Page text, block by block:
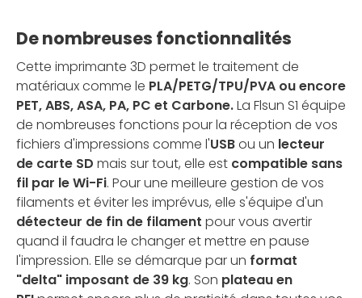
De nombreuses fonctionnalités
Cette imprimante 3D permet le traitement de
matériaux comme le PLA/PETG/TPU/PVA ou encore
PET, ABS, ASA, PA, PC et Carbone.La Flsun S1 équipe
de nombreuses fonctions pour la réception de vos
fichiers d'impressions comme l'USBou un lecteur
de carte SD mais sur tout, elle est compatible sans
fil par le Wi-Fi. Pour une meilleure gestion de vos
filaments et éviter les imprévus, elle s'équipe d'un
détecteur de fin de filament pour vous avertir
quand il faudra le changer et mettre en pause
l'impression. Elle se démarque par un format
"delta" imposant de 39 kg. Son plateau en